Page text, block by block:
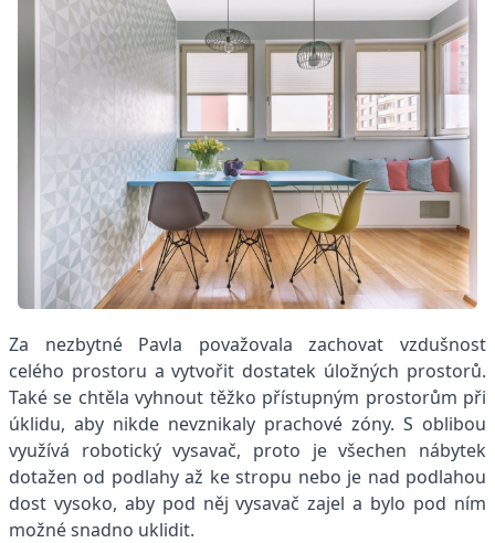
Za nezbytné Pavla považovala zachovat vzdušnost
celého prostoru a vytvořit dostatek úložných prostorů.
Také se chtěla vyhnout těžko přístupným prostorům při
úklidu, aby nikde nevznikaly prachové zóny. S oblibou
využívá robotický vysavač, proto je všechen nábytek
dotažen od podlahy až ke stropu nebo je nad podlahou
dost vysoko, aby pod něj vysavač zajel a bylo pod ním
možné snadno uklidit.